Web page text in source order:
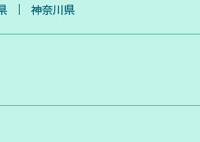
神奈川県